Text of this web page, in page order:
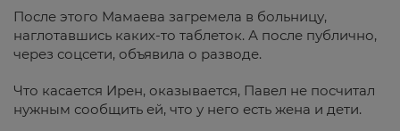
После этого Мамаева загремела в больницу,
наглотавшись каких-то таблеток. А после публично,
через соцсети, объявила о разводе.
Что касается Ирен, оказывается, Павел не посчитал
нужным сообщить ей, что у него есть жена и дети.